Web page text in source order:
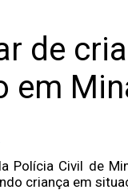
de
Polícia Civil de
criança em